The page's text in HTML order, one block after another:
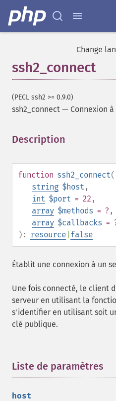
Change
ssh2_connect
(PECL ssh2 >= 0.9.0)
ssh2_connect — Connexion
Description
function ssh2_connect(
string $host ,
int $port = 22 ,
array $methods = ? ,
array $callbacks =
): resource false
Établit une connexion à un
Une fois connecté, le client
serveur en utilisant la
s'identifier en utilisant soit
clé publique.
Liste de paramètres
host